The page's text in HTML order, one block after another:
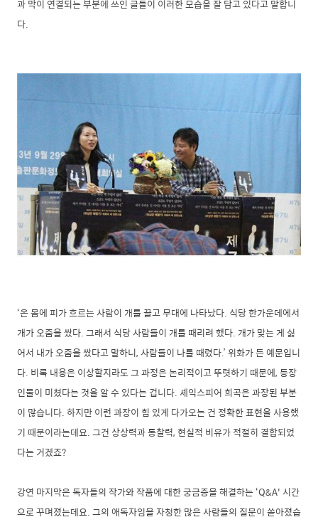
과 막이 연결되는 부분에 쓰인 글들이 이러한 모습을 잘 담고 있다고 말합니
다.
‘온 몸에 피가 흐르는 사람이 개를 끌고 무대에 나타났다. 식당 한가운데에서
개가 오줌을 쌌다. 그래서 식당 사람들이 개를 때리려 했다. 개가 맞는 게 싫
어서 내가 오줌을 쌌다고 말하니, 사람들이 나를 때렸다.’ 위화가 든 예문입니
다. 비록 내용은 이상할지라도 그 과정은 논리적이고 뚜렷하기 때문에, 등장
인물이 미쳤다는 것을 알 수 있다는 겁니다. 셰익스피어 희곡은 과장된 부분
이 많습니다. 하지만 이런 과장이 힘 있게 다가오는 건 정확한 표현을 사용했
기 때문이라는데요. 그건 상상력과 통찰력, 현실적 비유가 적절히 결합되었
다는 거겠죠?
강연 마지막은 독자들의 작가와 작품에 대한 궁금증을 해결하는 ‘Q&A' 시간
으로 꾸며졌는데요. 그의 애독자임을 자청한 많은 사람들의 질문이 쏟아졌습